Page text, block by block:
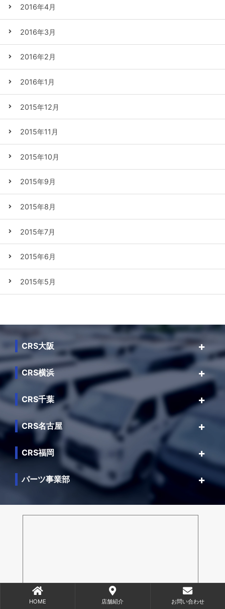
2016年4月
2016年3月
2016年2月
2016年1月
2015年12月
2015年11月
2015年10月
2015年9月
2015年8月
2015年7月
2015年6月
2015年5月
CRS大阪
CRS横浜
CRS千葉
CRS名古屋
CRS福岡
パーツ事業部
HOME 店舗紹介 お問い合わせ